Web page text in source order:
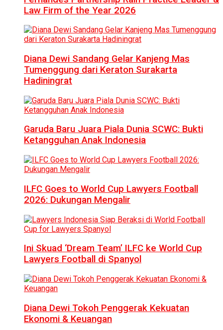
Law Firm of the Year 2026
Diana Dewi Sandang Gelar Kanjeng Mas
Tumenggung dari Keraton Surakarta
Hadiningrat
Garuda Baru Juara Piala Dunia SCWC: Bukti
Ketangguhan Anak Indonesia
ILFC Goes to World Cup Lawyers Football
2026: Dukungan Mengalir
Ini Skuad ‘Dream Team’ ILFC ke World Cup
Lawyers Football di Spanyol
Diana Dewi Tokoh Penggerak Kekuatan
Ekonomi & Keuangan